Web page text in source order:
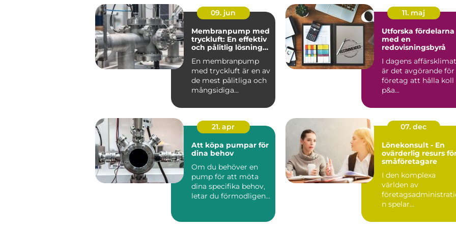
09. jun
Membranpump med
tryckluft: En effektiv
och pålitlig lösning
En membranpump
med tryckluft är en av
de mest pålitliga och
mångsidiga
11. maj
Utforska fördelarna
med en
redovisningsbyrå
I dagens affärsklimat
är det avgörande för
företag att hålla koll
p&a...
21. apr
Att köpa pumpar för
dina behov
Om du behöver en
pump för att möta
dina specifika behov,
letar du förmodligen
07. dec
Lönekonsult - En
ovärderlig resurs
småföretagare
I den komplexa
världen av
n spelar
avgöran...